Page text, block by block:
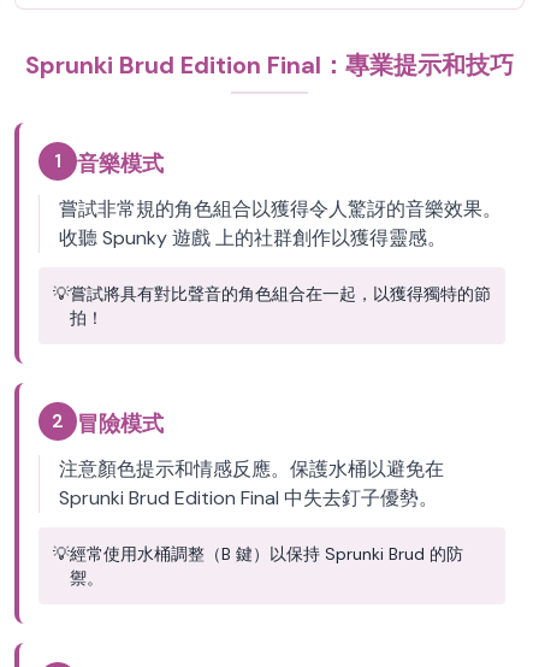
Sprunki Brud Edition Final：專業提示和技巧
1 音樂模式
嘗試非常規的角色組合以獲得令人驚訝的音樂效果。
收聽 Spunky 遊戲 上的社群創作以獲得靈感。
💡嘗試將具有對比聲音的角色組合在一起，以獲得獨特的節
拍！
2 冒險模式
注意顏色提示和情感反應。保護水桶以避免在
Sprunki Brud Edition Final 中失去釘子優勢。
💡經常使用水桶調整（B 鍵）以保持 Sprunki Brud 的防
禦。